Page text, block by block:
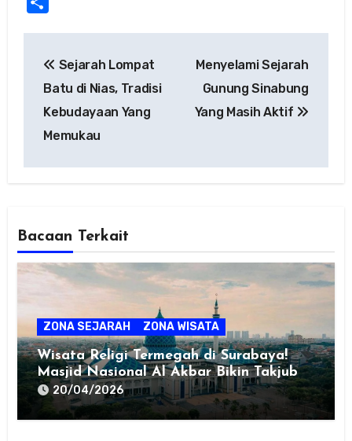
navigation
Sejarah Lompat
Batu di Nias, Tradisi
Kebudayaan Yang
Memukau
Menyelami Sejarah
Gunung Sinabung
Yang Masih Aktif
Bacaan Terkait
ZONA SEJARAH ZONA WISATA
Wisata Religi Termegah di Surabaya!
Masjid Nasional Al Akbar Bikin Takjub
20/04/2026